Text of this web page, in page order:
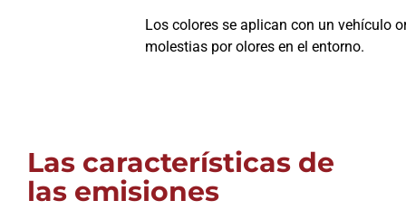
Los colores se aplican con un vehículo
molestias por olores en el entorno.
Las características de
las emisiones